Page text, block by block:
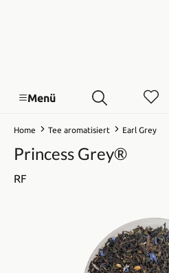
Menü
Home Tee aromatisiert Earl Grey
Princess Grey®
RF
Bildergalerie überspringen